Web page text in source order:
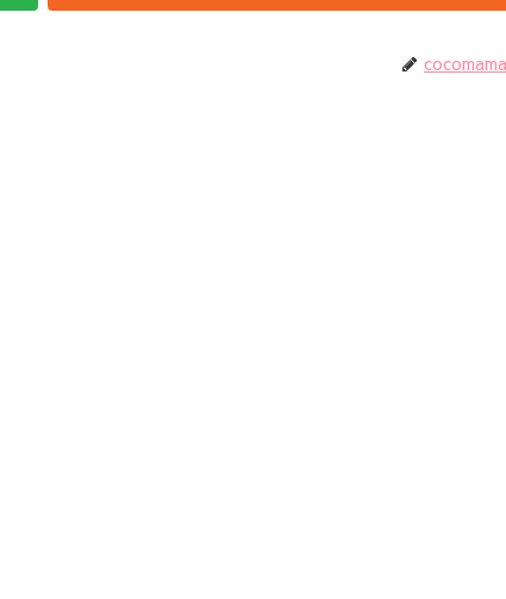
cocomama